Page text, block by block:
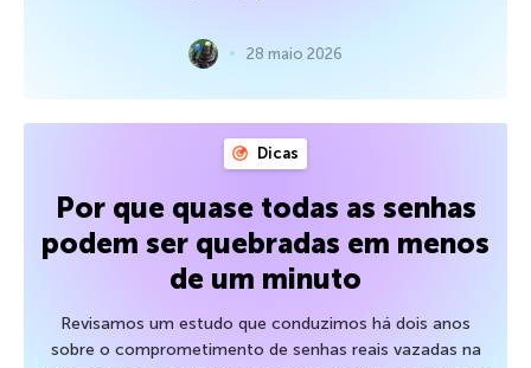
28 maio 2026
Dicas
Por que quase todas as senhas
podem ser quebradas em menos
de um minuto
Revisamos um estudo que conduzimos há dois anos
sobre o comprometimento de senhas reais vazadas na